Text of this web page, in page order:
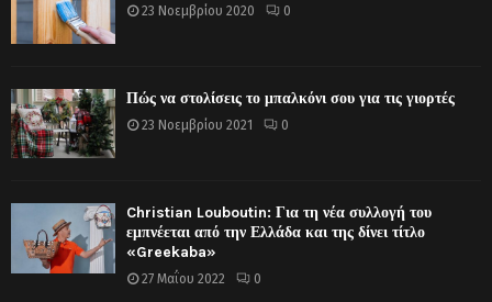
23 Νοεμβρίου 2020 0
Πώς να στολίσεις το μπαλκόνι σου για τις γιορτές
23 Νοεμβρίου 2021 0
Christian Louboutin: Για τη νέα συλλογή του
εμπνέεται από την Ελλάδα και της δίνει τίτλο
«Greekaba»
27 Μαΐου 2022 0